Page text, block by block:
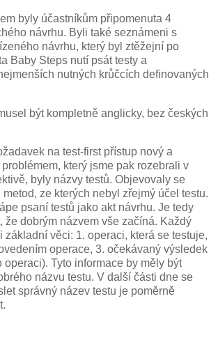
byly účastníkům připomenuta 4
návrhu. Byli také seznámeni s
návrhu, který byl ztěžejní po
Baby Steps nutí psát testy a
nutných krůčcích definovaných
být kompletně anglicky, bez českých
na test-first přístup nový a
který jsme pak rozebrali v
byly názvy testů. Objevovaly se
ze kterých nebyl zřejmý účel testu.
psaní testů jako akt návrhu. Je tedy
že dobrým názvem vše začíná. Každý
základní věci: 1. operaci, která se testuje,
operace, 3. očekávaný výsledek
operaci). Tyto informace by měly být
názvu testu. V další části dne se
správný název testu je poměrně